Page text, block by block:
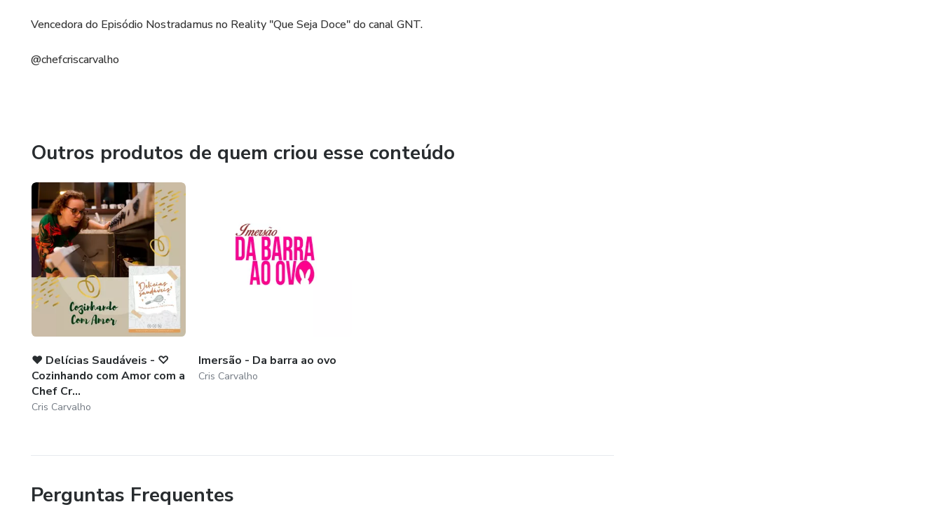
Vencedora do Episódio Nostradamus no Reality "Que Seja Doce" do canal GNT.
@chefcriscarvalho
Outros produtos de quem criou esse conteúdo
❤️ Delícias Saudáveis - ♡
Cozinhando com Amor com a
Chef Cr...
Cris Carvalho
Imersão - Da barra ao ovo
Cris Carvalho
Perguntas Frequentes